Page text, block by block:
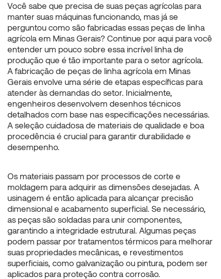
Você sabe que precisa de suas peças agrícolas para
manter suas máquinas funcionando, mas já se
perguntou como são fabricadas essas peças de linha
agrícola em Minas Gerais? Continue por aqui para você
entender um pouco sobre essa incrível linha de
produção que é tão importante para o setor agrícola.
A fabricação de peças de linha agrícola em Minas
Gerais envolve uma série de etapas específicas para
atender às demandas do setor. Inicialmente,
engenheiros desenvolvem desenhos técnicos
detalhados com base nas especificações necessárias.
A seleção cuidadosa de materiais de qualidade e boa
procedência é crucial para garantir durabilidade e
desempenho.
Os materiais passam por processos de corte e
moldagem para adquirir as dimensões desejadas. A
usinagem é então aplicada para alcançar precisão
dimensional e acabamento superficial. Se necessário,
as peças são soldadas para unir componentes,
garantindo a integridade estrutural. Algumas peças
podem passar por tratamentos térmicos para melhorar
suas propriedades mecânicas, e revestimentos
superficiais, como galvanização ou pintura, podem ser
aplicados para proteção contra corrosão.